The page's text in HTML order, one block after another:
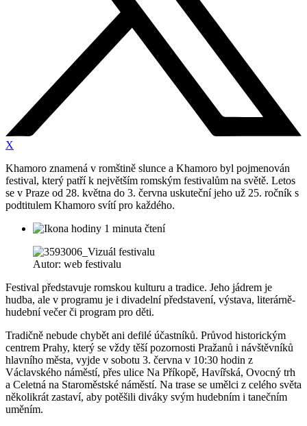
X
Khamoro znamená v romštině slunce a Khamoro byl pojmenován
festival, který patří k největším romským festivalům na světě. Letos
se v Praze od 28. května do 3. června uskuteční jeho už 25. ročník s
podtitulem Khamoro svítí pro každého.
1 minuta čtení
Autor: web festivalu
Festival představuje romskou kulturu a tradice. Jeho jádrem je
hudba, ale v programu je i divadelní představení, výstava, literárně-
hudební večer či program pro děti.
Tradičně nebude chybět ani defilé účastníků. Průvod historickým
centrem Prahy, který se vždy těší pozornosti Pražanů i návštěvníků
hlavního města, vyjde v sobotu 3. června v 10:30 hodin z
Václavského náměstí, přes ulice Na Příkopě, Havířská, Ovocný trh
a Celetná na Staroměstské náměstí. Na trase se umělci z celého světa
několikrát zastaví, aby potěšili diváky svým hudebním i tanečním
uměním.